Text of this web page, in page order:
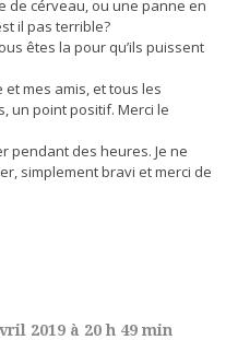
de cérveau, ou une panne en
il pas terrible?
êtes la pour qu’ils puissent
et mes amis, et tous les
un point positif. Merci le
pendant des heures. Je ne
simplement bravi et merci de
2019 à 20 h 49 min